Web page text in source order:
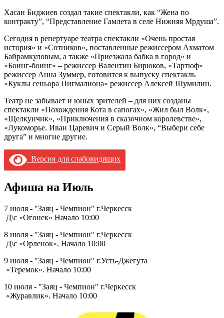
Хасан Биджиев создал такие спектакли, как “Жена по
контракту”, “Представление Гамлета в селе Нижняя Мрдуша”.
Сегодня в репертуаре театра спектакли «Очень простая
история» и «Сотников», поставленные режиссером Ахматом
Байрамкуловым, а также «Приезжала бабка в город» и
«Боинг-боинг» – режиссер Валентин Бирюков, «Тартюф»
режиссер Анна Зуммер, готовится к выпуску спектакль
«Куклы сеньора Пигмалиона» режиссер Алексей Шумилин.
Театр не забывает и юных зрителей – для них созданы
спектакли «Похождения Кота в сапогах», «Жил был Волк»,
«Щелкунчик», «Приключения в сказочном королевстве»,
«Лукоморье. Иван Царевич и Серый Волк», “Выбери себе
друга” и многие другие.
Версия для слабовидящих
Афиша на Июль
7 июля - "Заяц - Чемпион" г.Черкесск
Д\с «Огонек» Начало 10:00
8 июля - "Заяц - Чемпион" г.Черкесск
Д\с «Орленок». Начало 10:00
9 июля - "Заяц - Чемпион" г.Усть-Джегута
«Теремок». Начало 10:00
10 июля - "Заяц - Чемпион" г.Черкесск
«Журавлик». Начало 10:00